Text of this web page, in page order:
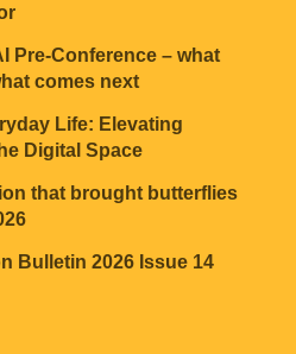
Pre-Conference – what
comes next
Life: Elevating
Digital Space
that brought butterflies
Bulletin 2026 Issue 14